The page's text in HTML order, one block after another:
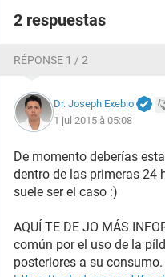
2 respuestas
RÉPONSE 1 / 2
Dr. Joseph Exebio
1 jul 2015 à 05:08
De momento deberías
dentro de las primeras 24
suele ser el caso :)
AQUÍ TE DE JO MÁS
común por el uso de la
posteriores a su consumo.